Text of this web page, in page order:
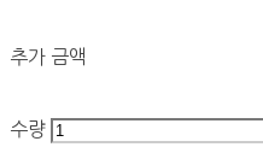
추가 금액
수량